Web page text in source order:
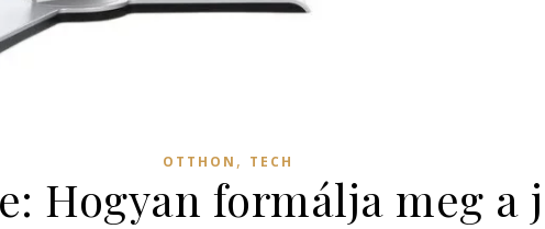
OTTHON , TECH
Hogyan formálja meg a